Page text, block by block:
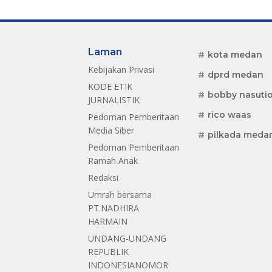
Laman
Kebijakan Privasi
KODE ETIK
JURNALISTIK
Pedoman Pemberitaan
Media Siber
Pedoman Pemberitaan
Ramah Anak
Redaksi
Umrah bersama
PT.NADHIRA
HARMAIN
UNDANG-UNDANG
REPUBLIK
INDONESIANOMOR
kota medan
dprd medan
bobby
rico waas
pilkada